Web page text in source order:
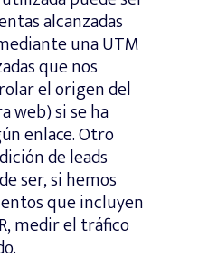
alcanzadas
una UTM
que nos
el origen del
web) si se ha
enlace. Otro
de leads
ser, si hemos
que incluyen
medir el tráfico